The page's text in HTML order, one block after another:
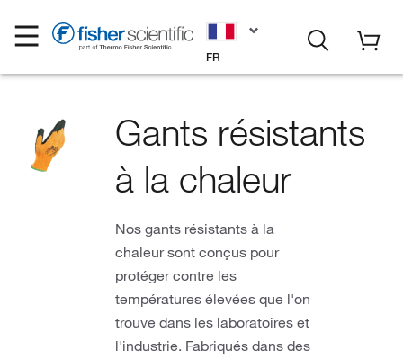
FR
Gants résistants
à la chaleur
Nos gants résistants à la
chaleur sont conçus pour
protéger contre les
températures élevées que l'on
trouve dans les laboratoires et
l'industrie. Fabriqués dans des